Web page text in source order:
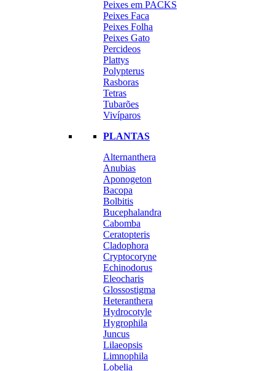
Peixes em PACKS
Peixes Faca
Peixes Folha
Peixes Gato
Percideos
Plattys
Polypterus
Rasboras
Tetras
Tubarões
Vivíparos
PLANTAS
Alternanthera
Anubias
Aponogeton
Bacopa
Bolbitis
Bucephalandra
Cabomba
Ceratopteris
Cladophora
Cryptocoryne
Echinodorus
Eleocharis
Glossostigma
Heteranthera
Hydrocotyle
Hygrophila
Juncus
Lilaeopsis
Limnophila
Lobelia